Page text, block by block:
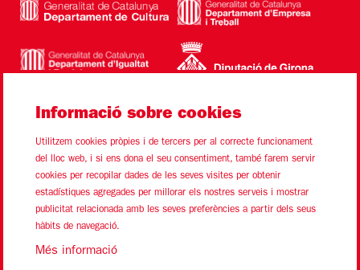
Sitemap Avís Legal Ús de Cookies Contacte
Informació sobre cookies
Utilitzem cookies pròpies i de tercers per al correcte funcionament
del lloc web, i si ens dona el seu consentiment, també farem servir
cookies per recopilar dades de les seves visites per obtenir
estadístiques agregades per millorar els nostres serveis i mostrar
publicitat relacionada amb les seves preferències a partir dels seus
hàbits de navegació.
Més informació